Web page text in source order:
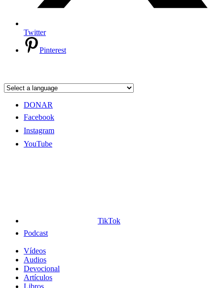
Twitter
Pinterest
DONAR
Facebook
Instagram
YouTube
TikTok
Podcast
Vídeos
Audios
Devocional
Artículos